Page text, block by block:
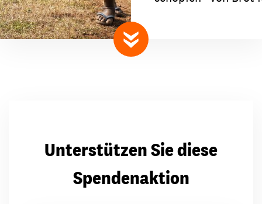
nach unten scrollen
Unterstützen Sie diese
Spendenaktion